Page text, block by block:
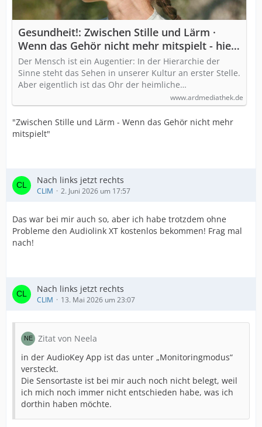
Gesundheit!: Zwischen Stille und Lärm ·
Wenn das Gehör nicht mehr mitspielt - hier
anschauen
Der Mensch ist ein Augentier: In der Hierarchie der
Sinne steht das Sehen in unserer Kultur an erster Stelle.
Aber eigentlich ist das Ohr der heimliche…
www.ardmediathek.de
"Zwischen Stille und Lärm - Wenn das Gehör nicht mehr
mitspielt"
Nach links jetzt rechts
CLIM 2. Juni 2026 um 17:57
Das war bei mir auch so, aber ich habe trotzdem ohne
Probleme den Audiolink XT kostenlos bekommen! Frag mal
nach!
Nach links jetzt rechts
CLIM 13. Mai 2026 um 23:07
Zitat von Neela
in der AudioKey App ist das unter „Monitoringmodus“
versteckt.
Die Sensortaste ist bei mir auch noch nicht belegt, weil
ich mich noch immer nicht entschieden habe, was ich
dorthin haben möchte.